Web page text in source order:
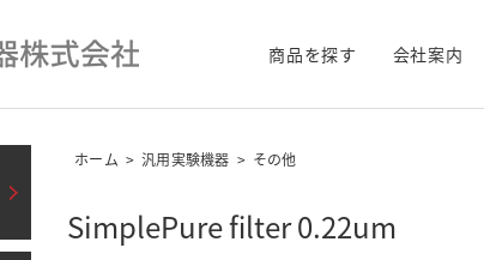
商品を探す 会社案内
ホーム > 汎用実験機器 > その他
SimplePure filter 0.22um